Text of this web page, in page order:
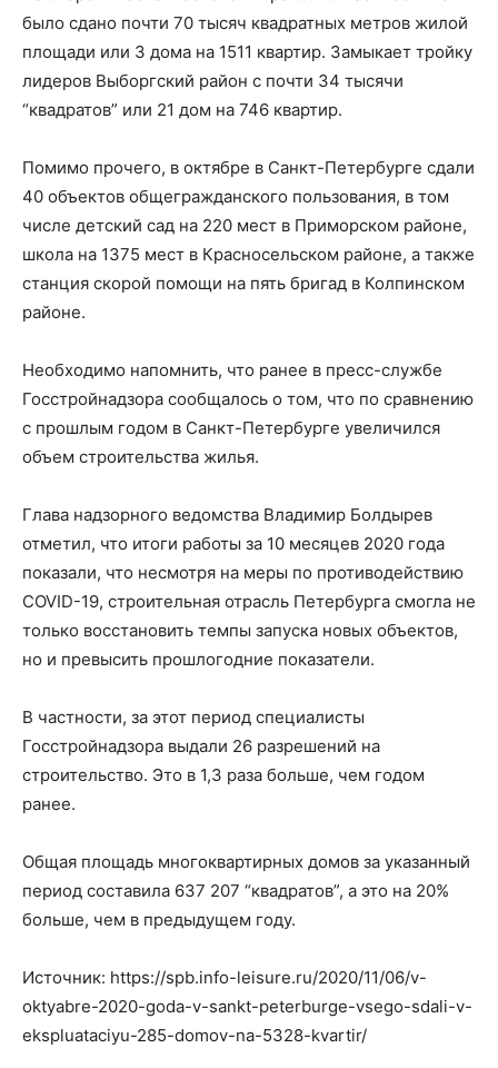
было сдано почти 70 тысяч квадратных метров жилой
площади или 3 дома на 1511 квартир. Замыкает тройку
лидеров Выборгский район с почти 34 тысячи
“квадратов” или 21 дом на 746 квартир.
Помимо прочего, в октябре в Санкт-Петербурге сдали
40 объектов общегражданского пользования, в том
числе детский сад на 220 мест в Приморском районе,
школа на 1375 мест в Красносельском районе, а также
станция скорой помощи на пять бригад в Колпинском
районе.
Необходимо напомнить, что ранее в пресс-службе
Госстройнадзора сообщалось о том, что по сравнению
с прошлым годом в Санкт-Петербурге увеличился
объем строительства жилья.
Глава надзорного ведомства Владимир Болдырев
отметил, что итоги работы за 10 месяцев 2020 года
показали, что несмотря на меры по противодействию
COVID-19, строительная отрасль Петербурга смогла не
только восстановить темпы запуска новых объектов,
но и превысить прошлогодние показатели.
В частности, за этот период специалисты
Госстройнадзора выдали 26 разрешений на
строительство. Это в 1,3 раза больше, чем годом
ранее.
Общая площадь многоквартирных домов за указанный
период составила 637 207 “квадратов”, а это на 20%
больше, чем в предыдущем году.
Источник: https://spb.info-leisure.ru/2020/11/06/v-
oktyabre-2020-goda-v-sankt-peterburge-vsego-sdali-v-
ekspluataciyu-285-domov-na-5328-kvartir/